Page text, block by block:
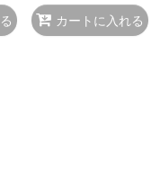
カートに入れる